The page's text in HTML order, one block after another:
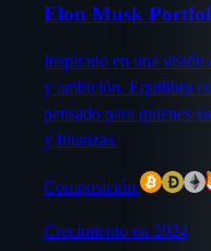
Elon Musk
Inspirado en una visión
y ambición. Equilibra
pensado para quienes
y finanzas.
Composición:
Crecimiento en 2024